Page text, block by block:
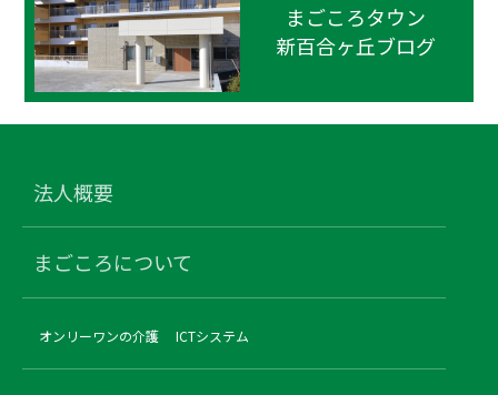
まごころタウン
新百合ヶ丘ブログ
法人概要
まごころについて
オンリーワンの介護 ICTシステム